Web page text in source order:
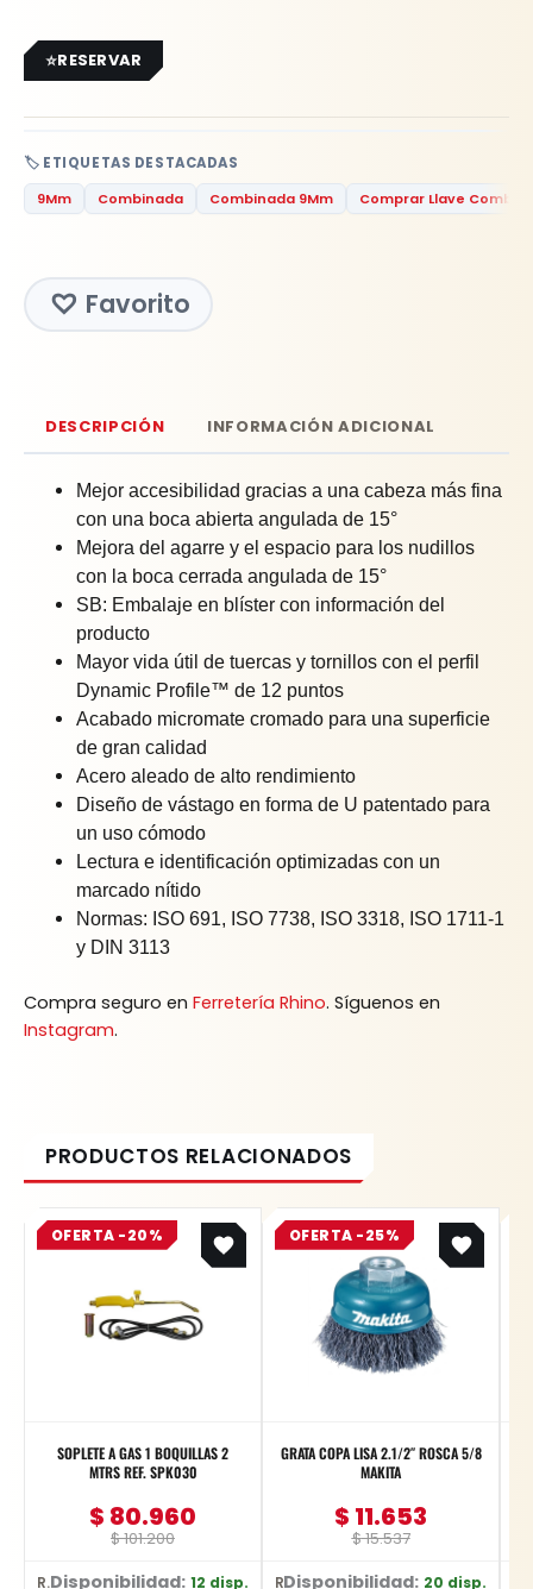
🏷️ ETIQUETAS DESTACADAS
9Mm
Combinada Combinada 9Mm Comprar Llave
RESERVAR
Favorito
DESCRIPCIÓN INFORMACIÓN ADICIONAL
Mejor accesibilidad gracias a una cabeza más fina
con una boca abierta angulada de 15°
Mejora del agarre y el espacio para los nudillos
con la boca cerrada angulada de 15°
SB: Embalaje en blíster con información del
producto
Mayor vida útil de tuercas y tornillos con el perfil
Dynamic Profile™ de 12 puntos
Acabado micromate cromado para una superficie
de gran calidad
Acero aleado de alto rendimiento
Diseño de vástago en forma de U patentado para
un uso cómodo
Lectura e identificación optimizadas con un
marcado nítido
Normas: ISO 691, ISO 7738, ISO 3318, ISO 1711-1
y DIN 3113
Compra seguro en Ferretería Rhino. Síguenos en
Instagram.
OFERTA -20%
SOPLETE A GAS 1 BOQUILLAS 2
MTRS REF. SPK030
$101.200
Original
price
was:
$ 80.960
Current
price
is:
Ref: SPK030Disponibilidad: 12 disp.
OFERTA -25%
GRATA COPA LISA 2.1/2″ ROSCA 5/8
MAKITA
$15.537
Original
price
was:
$ 15.537.
$ 11.653
Current
price
is:
$ 11.653.
Ref: D-26515
Disponibilidad: 20 disp.